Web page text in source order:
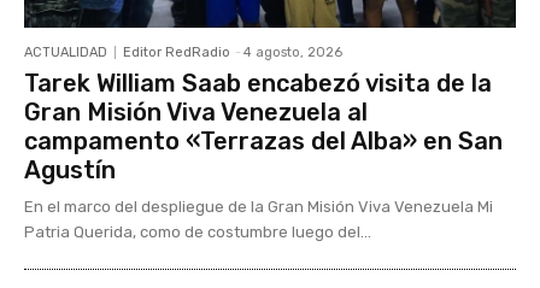
ACTUALIDAD Editor RedRadio - 4 agosto, 2026
Tarek William Saab encabezó visita de la
Gran Misión Viva Venezuela al
campamento «Terrazas del Alba» en San
Agustín
En el marco del despliegue de la Gran Misión Viva Venezuela Mi
Patria Querida, como de costumbre luego del...